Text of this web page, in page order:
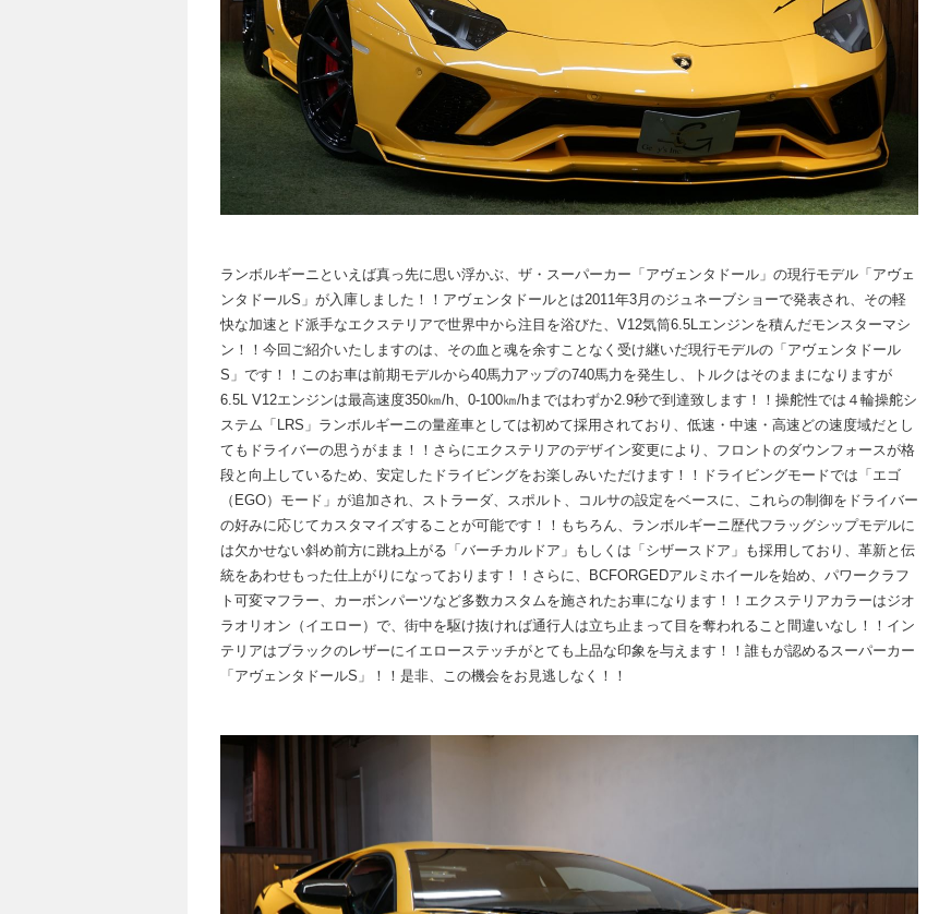
ランボルギーニといえば真っ先に思い浮かぶ、ザ・スーパーカー「アヴェンタドール」の現行モデル「アヴェ
ンタドールS」が入庫しました！！アヴェンタドールとは2011年3月のジュネーブショーで発表され、その軽
快な加速とド派手なエクステリアで世界中から注目を浴びた、V12気筒6.5Lエンジンを積んだモンスターマシ
ン！！今回ご紹介いたしますのは、その血と魂を余すことなく受け継いだ現行モデルの「アヴェンタドール
S」です！！このお車は前期モデルから40馬力アップの740馬力を発生し、トルクはそのままになりますが
6.5L V12エンジンは最高速度350㎞/h、0-100㎞/hまではわずか2.9秒で到達致します！！操舵性では４輪操舵シ
ステム「LRS」ランボルギーニの量産車としては初めて採用されており、低速・中速・高速どの速度域だとし
てもドライバーの思うがまま！！さらにエクステリアのデザイン変更により、フロントのダウンフォースが格
段と向上しているため、安定したドライビングをお楽しみいただけます！！ドライビングモードでは「エゴ
（EGO）モード」が追加され、ストラーダ、スポルト、コルサの設定をベースに、これらの制御をドライバー
の好みに応じてカスタマイズすることが可能です！！もちろん、ランボルギーニ歴代フラッグシップモデルに
は欠かせない斜め前方に跳ね上がる「バーチカルドア」もしくは「シザースドア」も採用しており、革新と伝
統をあわせもった仕上がりになっております！！さらに、BCFORGEDアルミホイールを始め、パワークラフ
ト可変マフラー、カーボンパーツなど多数カスタムを施されたお車になります！！エクステリアカラーはジオ
ラオリオン（イエロー）で、街中を駆け抜ければ通行人は立ち止まって目を奪われること間違いなし！！イン
テリアはブラックのレザーにイエローステッチがとても上品な印象を与えます！！誰もが認めるスーパーカー
「アヴェンタドールS」！！是非、この機会をお見逃しなく！！